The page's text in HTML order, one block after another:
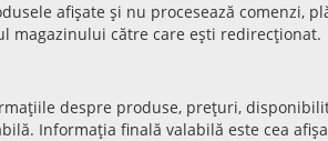
afișate și nu procesează
magazinului către care ești redirecționat.
despre produse, prețuri,
Informația finală valabilă este cea